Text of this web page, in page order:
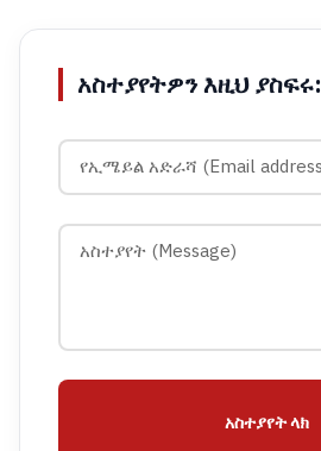
አስተያየትዎን እዚህ ያስፍሩ:
አስተያየት ላክ